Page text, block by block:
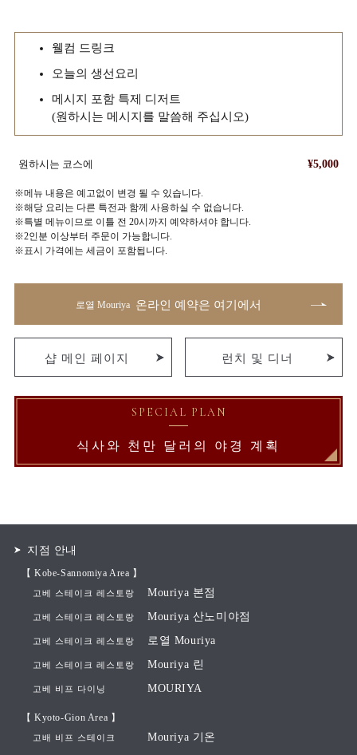
웰컴 드링크
오늘의 생선요리
메시지 포함 특제 디저트
(원하시는 메시지를 말씀해 주십시오)
원하시는 코스에 ¥5,000
※메뉴 내용은 예고없이 변경 될 수 있습니다.
※해당 요리는 다른 특전과 함께 사용하실 수 없습니다.
※특별 메뉴이므로 이틀 전 20시까지 예약하셔야 합니다.
※2인분 이상부터 주문이 가능합니다.
※표시 가격에는 세금이 포함됩니다.
로열 Mouriya 온라인 예약은 여기에서
샵 메인 페이지 런치 및 디너
SPECIAL PLAN
식사와 천만 달러의 야경 계획
지점 안내
【 Kobe-Sannomiya Area 】
고베 스테이크 레스토랑 Mouriya 본점
고베 스테이크 레스토랑 Mouriya 산노미야점
고베 스테이크 레스토랑 로열 Mouriya
고베 스테이크 레스토랑 Mouriya 린
고베 비프 다이닝 MOURIYA
【 Kyoto-Gion Area 】
고배 비프 스테이크 Mouriya 기온